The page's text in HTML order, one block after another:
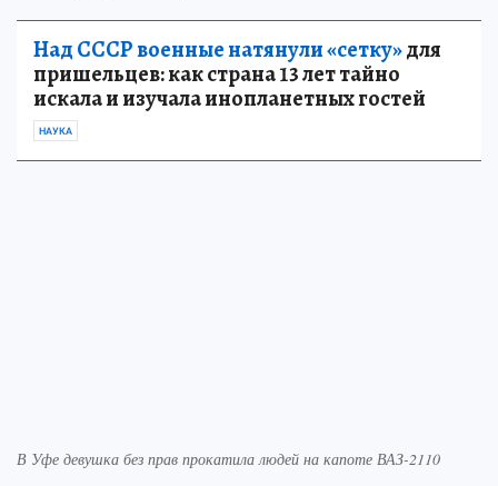
Над СССР военные натянули «сетку»для
пришельцев: как страна 13 лет тайно
искала и изучала инопланетных гостей
НАУКА
В Уфе девушка без прав прокатила людей на капоте ВАЗ-2110